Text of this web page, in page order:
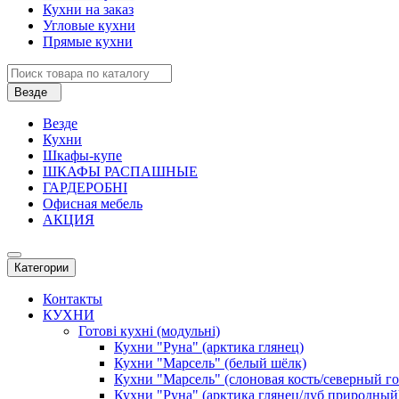
Кухни на заказ
Угловые кухни
Прямые кухни
Везде
Везде
Кухни
Шкафы-купе
ШКАФЫ РАСПАШНЫЕ
ГАРДЕРОБНІ
Офисная мебель
АКЦИЯ
Категории
Контакты
КУХНИ
Готові кухні (модульні)
Кухни "Руна" (арктика глянец)
Кухни "Марсель" (белый шёлк)
Кухни "Марсель" (слоновая кость/северный
Кухни "Руна" (арктика глянец/дуб